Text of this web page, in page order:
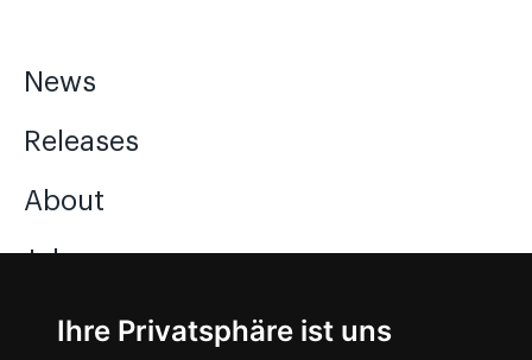
Ihre Privatsphäre ist uns
News
Releases
About
Jobs
Instagram